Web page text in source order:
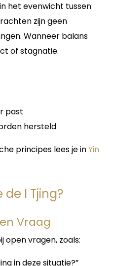
het evenwicht tussen
zijn geen
Wanneer balans
of stagnatie.
past
hersteld
principes lees je inYin
de I Tjing?
Vraag
open vragen, zoals:
in deze situatie?”